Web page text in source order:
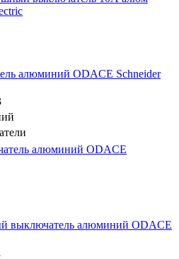
алюминий ODACE Schneider
выключатель алюминий ODACE